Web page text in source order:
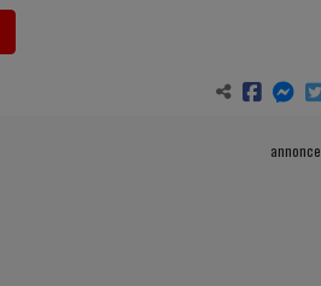
annonce